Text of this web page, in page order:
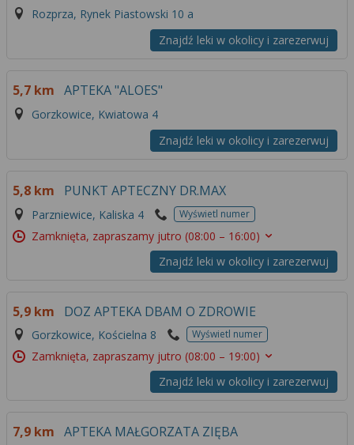
Rozprza, Rynek Piastowski 10 a
Znajdź leki w okolicy i zarezerwuj
5,7 km APTEKA "ALOES"
Gorzkowice, Kwiatowa 4
Znajdź leki w okolicy i zarezerwuj
5,8 km PUNKT APTECZNY DR.MAX
Parzniewice, Kaliska 4 Wyświetl numer
Zamknięta, zapraszamy jutro (08:00 – 16:00)
Znajdź leki w okolicy i zarezerwuj
5,9 km DOZ APTEKA DBAM O ZDROWIE
Gorzkowice, Kościelna 8 Wyświetl numer
Zamknięta, zapraszamy jutro (08:00 – 19:00)
Znajdź leki w okolicy i zarezerwuj
7,9 km APTEKA MAŁGORZATA ZIĘBA